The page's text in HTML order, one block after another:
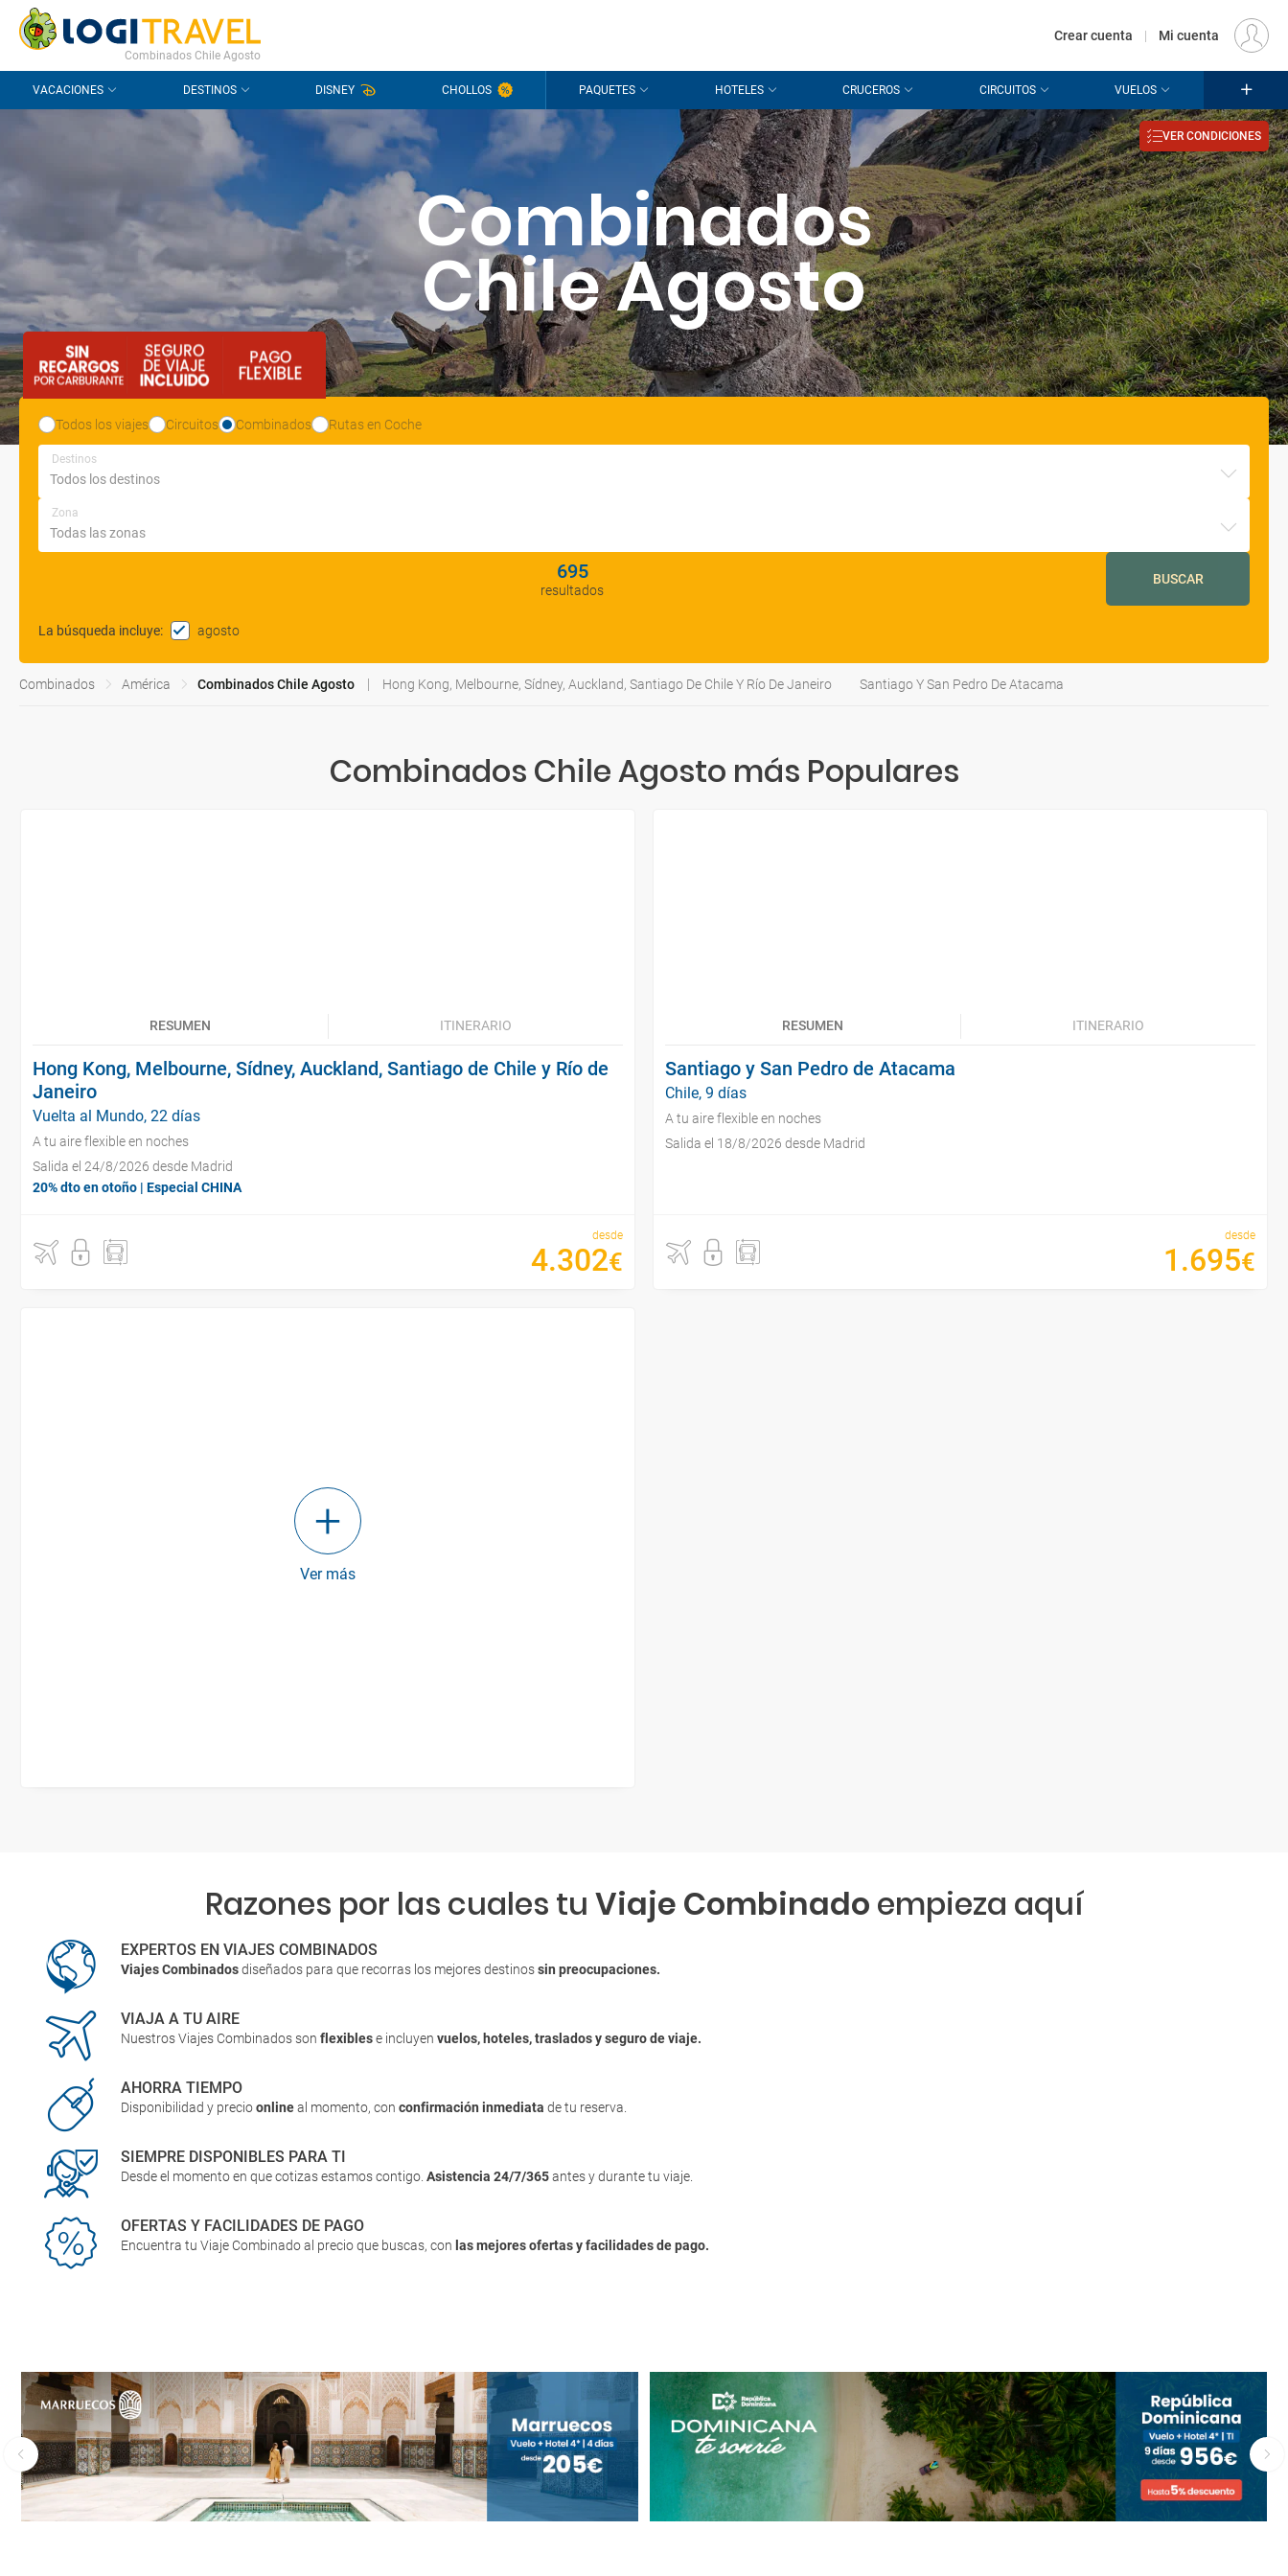
CONTACTO PREGUNTAS FRECUENTES EUR
Combinados Chile Agosto
Crear cuenta | Mi cuenta
VACACIONES DESTINOS DISNEY CHOLLOS PAQUETES HOTELES CRUCEROS CIRCUITOS VUELOS
Combinados
Chile Agosto
VER CONDICIONES
Todos los viajes Circuitos Combinados Rutas en Coche
Destinos
Zona
695
resultados
BUSCAR
La búsqueda incluye: agosto
Combinados América Combinados Chile Agosto Hong Kong, Melbourne, Sídney, Auckland, Santiago De Chile Y Río De Janeiro Santiago Y San Pedro De Atacama
Combinados Chile Agosto más Populares
RESUMEN ITINERARIO
Hong Kong, Melbourne, Sídney, Auckland, Santiago de Chile y Río de
Janeiro
Vuelta al Mundo, 22 días
A tu aire flexible en noches
Salida el 24/8/2026 desde Madrid
20% dto en otoño | Especial CHINA
desde
4.302€
RESUMEN ITINERARIO
Santiago y San Pedro de Atacama
Chile, 9 días
A tu aire flexible en noches
Salida el 18/8/2026 desde Madrid
desde
1 .695€
Ver más
Razones por las cuales tu Viaje Combinado empieza aquí
EXPERTOS EN VIAJES COMBINADOS
Viajes Combinadosdiseñados para que recorras los mejores destinossin preocupaciones.
VIAJA A TU AIRE
Nuestros Viajes Combinados sonflexiblese incluyenvuelos, hoteles, traslados y seguro de viaje.
AHORRA TIEMPO
Disponibilidad y precioonlineal momento, conconfirmación inmediatade tu reserva.
SIEMPRE DISPONIBLES PARA TI
Desde el momento en que cotizas estamos contigo.Asistencia 24/7/365antes y durante tu viaje.
OFERTAS Y FACILIDADES DE PAGO
Encuentra tu Viaje Combinado al precio que buscas, con las mejores ofertas y facilidades de pago.